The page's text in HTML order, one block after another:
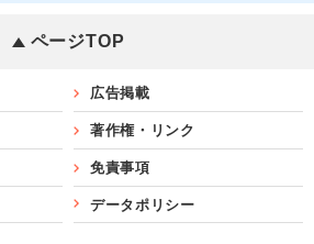
ページTOP
広告掲載
著作権・リンク
免責事項
データポリシー